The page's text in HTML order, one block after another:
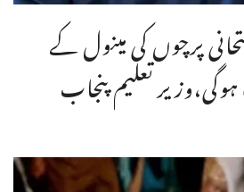
پرچوں کی مینول کے
تعلیم پنجاب